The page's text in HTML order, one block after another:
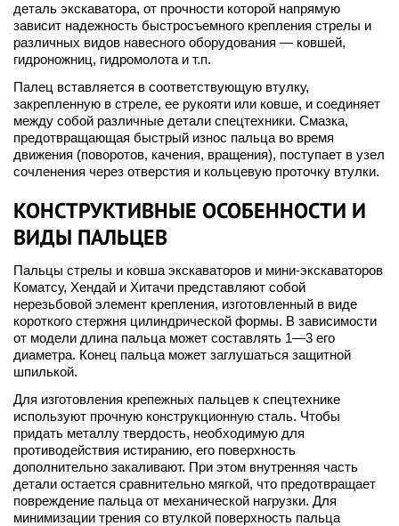
деталь экскаватора, от прочности которой напрямую
зависит надежность быстросъемного крепления стрелы и
различных видов навесного оборудования — ковшей,
гидроножниц, гидромолота и т.п.
Палец вставляется в соответствующую втулку,
закрепленную в стреле, ее рукояти или ковше, и соединяет
между собой различные детали спецтехники. Смазка,
предотвращающая быстрый износ пальца во время
движения (поворотов, качения, вращения), поступает в узел
сочленения через отверстия и кольцевую проточку втулки.
КОНСТРУКТИВНЫЕ ОСОБЕННОСТИ И
ВИДЫ ПАЛЬЦЕВ
Пальцы стрелы и ковша экскаваторов и мини-экскаваторов
Коматсу, Хендай и Хитачи представляют собой
нерезьбовой элемент крепления, изготовленный в виде
короткого стержня цилиндрической формы. В зависимости
от модели длина пальца может составлять 1—3 его
диаметра. Конец пальца может заглушаться защитной
шпилькой.
Для изготовления крепежных пальцев к спецтехнике
используют прочную конструкционную сталь. Чтобы
придать металлу твердость, необходимую для
противодействия истиранию, его поверхность
дополнительно закаливают. При этом внутренняя часть
детали остается сравнительно мягкой, что предотвращает
повреждение пальца от механической нагрузки. Для
минимизации трения со втулкой поверхность пальца